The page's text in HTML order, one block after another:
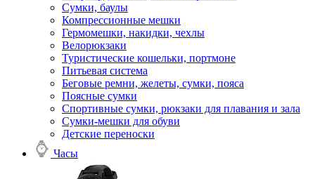
Сумки, баулы
Компрессионные мешки
Гермомешки, накидки, чехлы
Велорюкзаки
Туристические кошельки, портмоне
Питьевая система
Беговые ремни, желеты, сумки, пояса
Поясные сумки
Спортивные сумки, рюкзаки для плавания и зала
Сумки-мешки для обуви
Детские переноски
Часы